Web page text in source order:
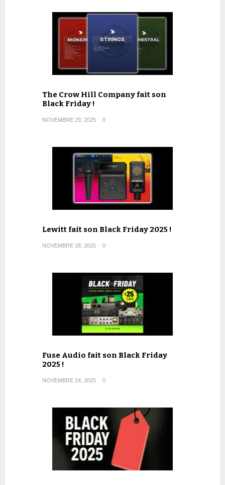
The Crow Hill Company fait son
Black Friday !
NOVEMBRE 29, 2025 0
Lewitt fait son Black Friday 2025 !
NOVEMBRE 28, 2025 0
Fuse Audio fait son Black Friday
2025 !
NOVEMBRE 24, 2025 0